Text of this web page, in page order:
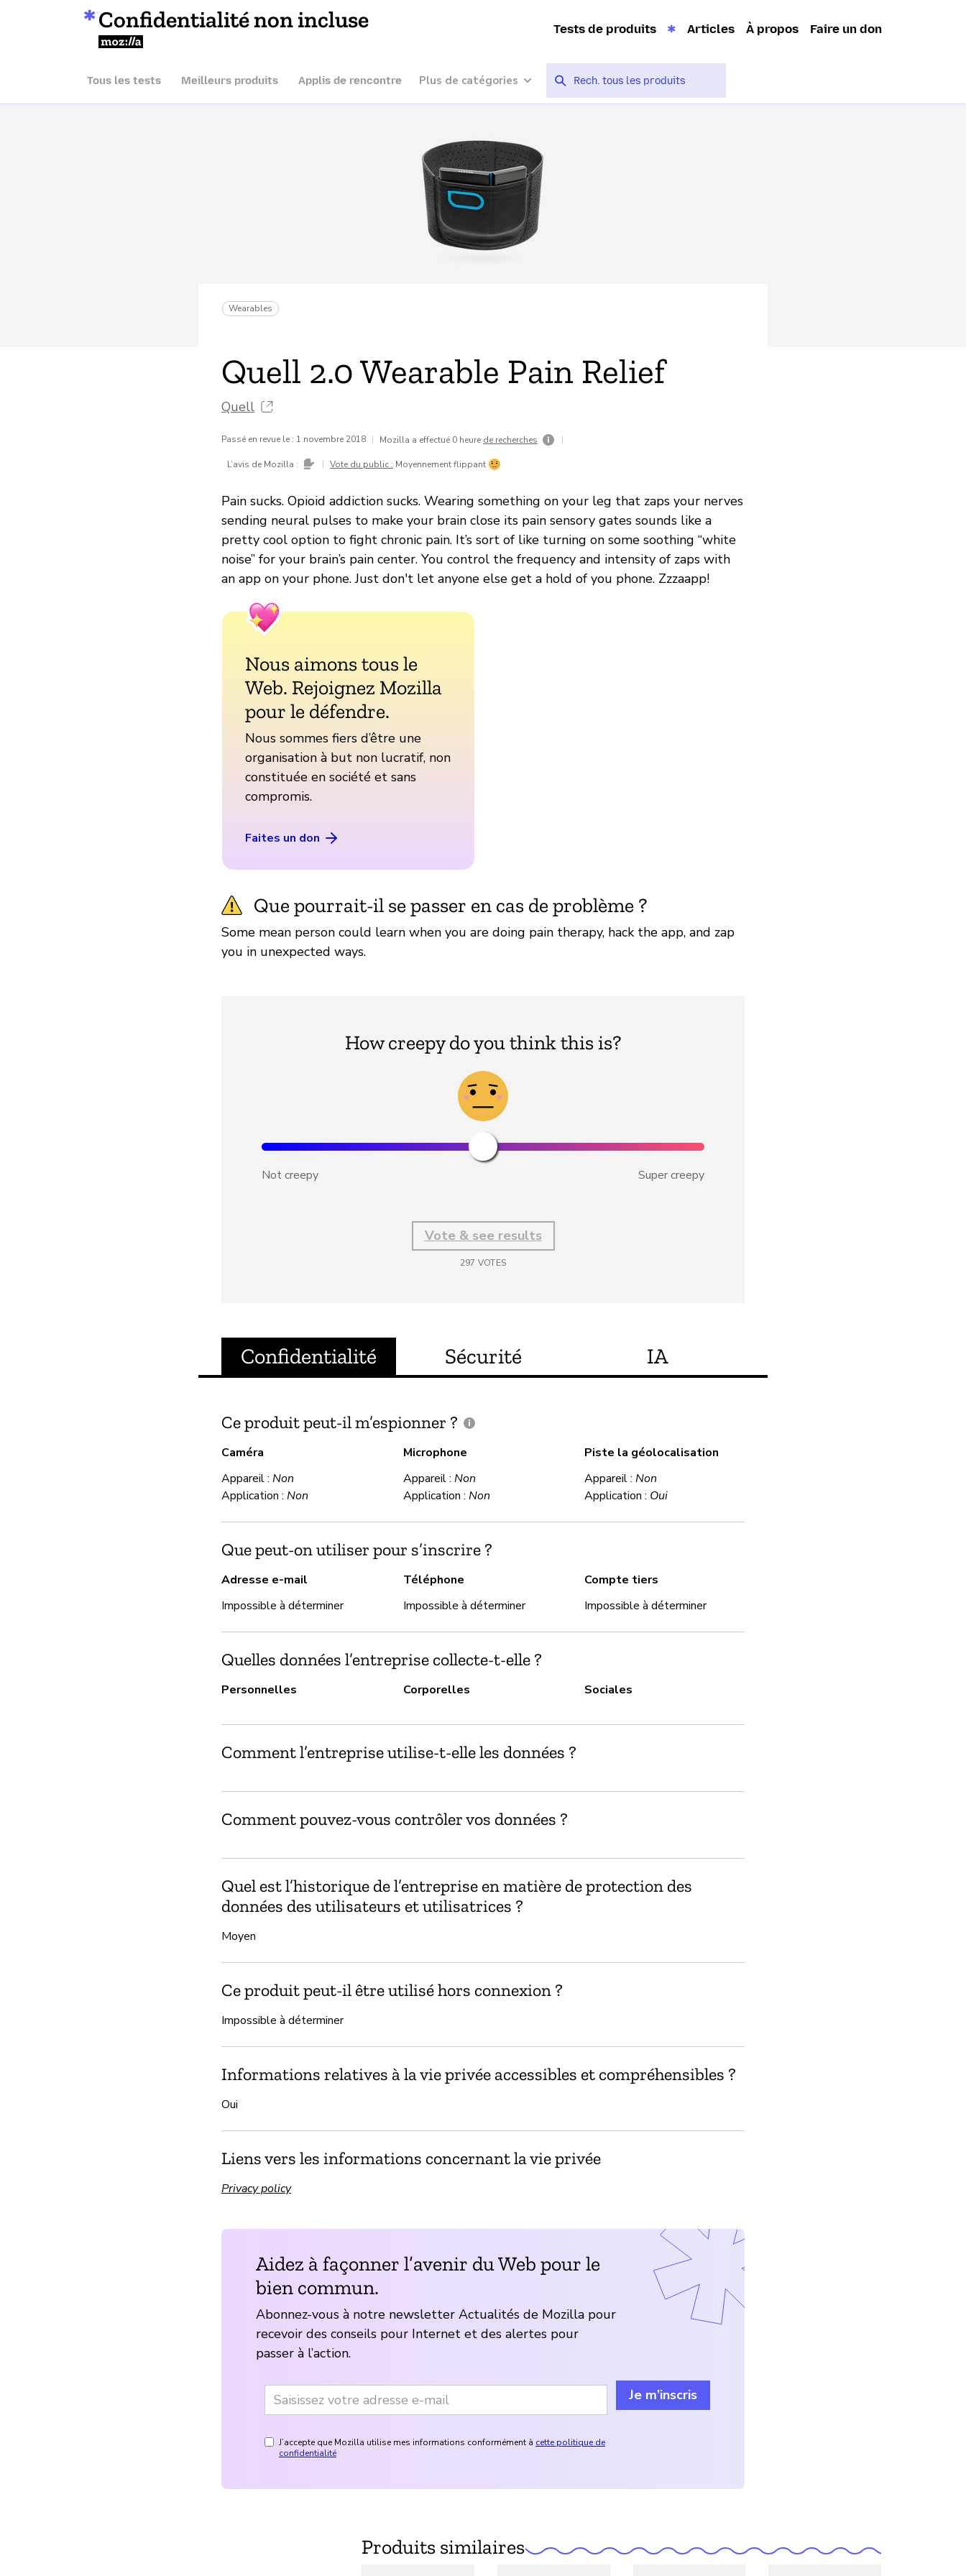
Confidentialité non incluse
Mozilla
Tests de produits Articles À propos Faire un don
Tous les tests Meilleurs produits Applis de rencontre Plus de catégories
Wearables
Quell 2.0 Wearable Pain Relief
Quell
Passé en revue le : 1 novembre 2018 | Mozilla a effectué 0 heure de recherches |
L’avis de Mozilla : | Vote du public : Moyennement flippant
Pain sucks. Opioid addiction sucks. Wearing something on your leg that zaps your nerves
sending neural pulses to make your brain close its pain sensory gates sounds like a
pretty cool option to fight chronic pain. It’s sort of like turning on some soothing “white
noise” for your brain’s pain center. You control the frequency and intensity of zaps with
an app on your phone. Just don't let anyone else get a hold of you phone. Zzzaapp!
Nous aimons tous le
Web. Rejoignez Mozilla
pour le défendre.
Nous sommes fiers d’être une
organisation à but non lucratif, non
constituée en société et sans
compromis.
Faites un don
Que pourrait-il se passer en cas de problème ?
Some mean person could learn when you are doing pain therapy, hack the app, and zap
you in unexpected ways.
How creepy do you think this is?
Not creepy Super creepy
Vote & see results
297 VOTES
Confidentialité Sécurité IA
Ce produit peut-il m’espionner ?
Caméra
Appareil : Non
Application : Non
Microphone
Appareil : Non
Application : Non
Piste la géolocalisation
Appareil :Non
Application : Oui
Que peut-on utiliser pour s’inscrire ?
Adresse e-mail
Impossible à déterminer
Téléphone
Impossible à déterminer
Compte tiers
Impossible à déterminer
Quelles données l’entreprise collecte-t-elle ?
Personnelles Corporelles Sociales
Comment l’entreprise utilise-t-elle les données ?
Comment pouvez-vous contrôler vos données ?
Quel est l’historique de l’entreprise en matière de protection des
données des utilisateurs et utilisatrices ?
Moyen
Ce produit peut-il être utilisé hors connexion ?
Impossible à déterminer
Informations relatives à la vie privée accessibles et compréhensibles ?
Oui
Liens vers les informations concernant la vie privée
Privacy policy
Aidez à façonner l’avenir du Web pour le
bien commun.
Abonnez-vous à notre newsletter Actualités de Mozilla pour
recevoir des conseils pour Internet et des alertes pour
passer à l’action.
J’accepte que Mozilla utilise mes informations conformément à cette politique de
confidentialité
Je m’inscris
Produits similaires